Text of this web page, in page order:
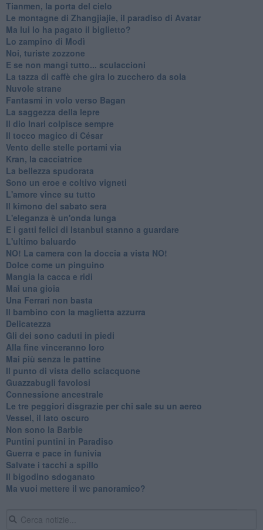
Tianmen, la porta del cielo
Le montagne di Zhangjiajie, il paradiso di Avatar
Ma lui lo ha pagato il biglietto?
Lo zampino di Modì
Noi, turiste zozzone
E se non mangi tutto... sculaccioni
La tazza di caffè che gira lo zucchero da sola
Nuvole strane
Fantasmi in volo verso Bagan
La saggezza della lepre
Il dio Inari colpisce sempre
Il tocco magico di César
Vento delle stelle portami via
Kran, la cacciatrice
La bellezza spudorata
Sono un eroe e coltivo vigneti
L'amore vince su tutto
Il kimono del sabato sera
L'eleganza è un'onda lunga
E i gatti felici di Istanbul stanno a guardare
L'ultimo baluardo
NO! La camera con la doccia a vista NO!
Dolce come un pinguino
Mangia la cacca e ridi
Mai una gioia
Una Ferrari non basta
Il bambino con la maglietta azzurra
Delicatezza
Gli dei sono caduti in piedi
Alla fine vinceranno loro
Mai più senza le pattine
Il punto di vista dello sciacquone
Guazzabugli favolosi
Connessione ancestrale
Le tre peggiori disgrazie per chi sale su un aereo
Vessel, il lato oscuro
Non sono la Barbie
Puntini puntini in Paradiso
Guerra e pace in funivia
Salvate i tacchi a spillo
Il bigodino sdoganato
Ma vuoi mettere il wc panoramico?